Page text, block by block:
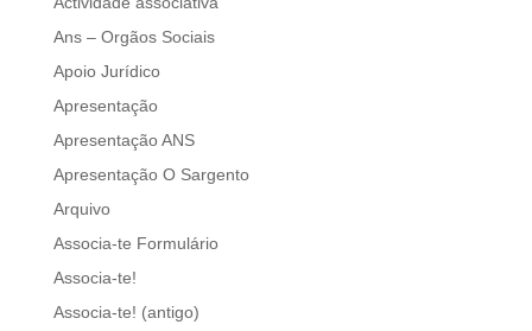
Ans – Orgãos Sociais
Apoio Jurídico
Apresentação
Apresentação ANS
Apresentação O Sargento
Arquivo
Associa-te Formulário
Associa-te!
Associa-te! (antigo)